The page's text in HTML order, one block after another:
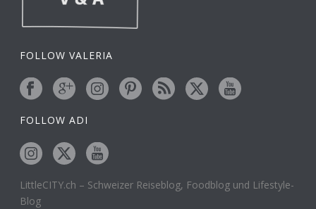
FOLLOW VALERIA
FOLLOW ADI
LittleCITY.ch – Schweizer Reiseblog, Foodblog und Lifestyle-
Blog